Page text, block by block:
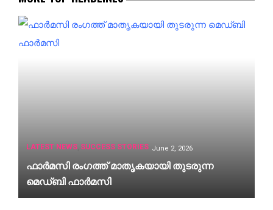
LATEST NEWS SUCCESS STORIES June 2, 2026
ഫാർമസി രംഗത്ത് മാതൃകയായി തുടരുന്ന
മെഡ്ബി ഫാർമസി